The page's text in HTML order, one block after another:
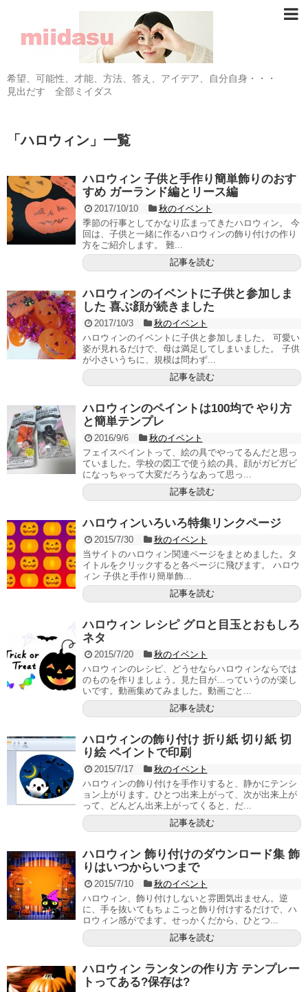
希望、可能性、才能、方法、答え、アイデア、自分自身・・・
見出だす 全部ミイダス
「ハロウィン 」 一覧
ハロウィン 子供と手作り簡単飾りのおす
すめ ガーランド編とリース編
2017/10/10
秋のイベント
季節の行事としてかなり広まってきたハロウィン。 今
回は、子供と一緒に作るハロウィンの飾り付けの作り
方をご紹介します。 難...
記事を読む
ハロウィンのイベントに子供と参加しま
した 喜ぶ顔が続きました
2017/10/3
秋のイベント
ハロウィンのイベントに子供と参加しました。 可愛い
姿が見れるだけで、母は満足してしまいました。 子供
が小さいうちに、規模は問わず...
記事を読む
ハロウィンのペイントは100均で やり方
と簡単テンプレ
2016/9/6
秋のイベント
フェイスペイントって、絵の具でやってるんだと思っ
ていました。学校の図工で使う絵の具。顔がガビガビ
になっちゃって大変だろうなあって思っ...
記事を読む
ハロウィンいろいろ特集リンクページ
2015/7/30
秋のイベント
当サイトのハロウィン関連ページをまとめました。タ
イトルをクリックすると各ページに飛びます。 ハロウ
ィン 子供と手作り簡単飾...
記事を読む
ハロウィン レシピ グロと目玉とおもしろ
ネタ
2015/7/20
秋のイベント
ハロウィンのレシピ、どうせならハロウィンならでは
のものを作りましょう。見た目が…っていうのが楽し
いです。動画集めてみました。動画ごと...
記事を読む
ハロウィンの飾り付け 折り紙 切り紙 切
り絵 ペイントで印刷
2015/7/17
秋のイベント
ハロウィンの飾り付けを手作りすると、静かにテンシ
ョン上がります。ひとつ出来上がって、次が出来上が
って、どんどん出来上がってくると、だ...
記事を読む
ハロウィン 飾り付けのダウンロード集 飾
りはいつからいつまで
2015/7/10
秋のイベント
ハロウィン、飾り付けしないと雰囲気出ません。逆
に、手を抜いてもちょこっと飾り付けするだけで、ハ
ロウィン感がでます。せっかくだから、ひとつ...
記事を読む
ハロウィン ランタンの作り方 テンプレー
トってある?保存は?